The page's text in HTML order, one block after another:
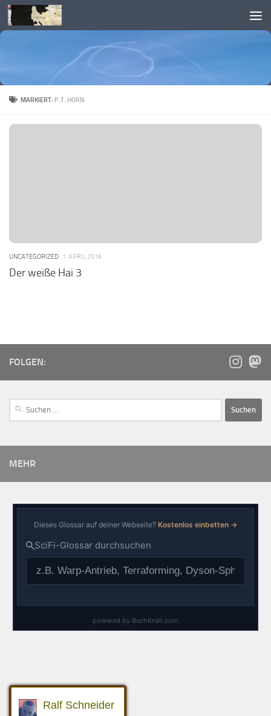
Skip to content
MARKIERT: P.T. HORN
UNCATEGORIZED 1. APRIL 2016
Der weiße Hai 3
FOLGEN:
MEHR